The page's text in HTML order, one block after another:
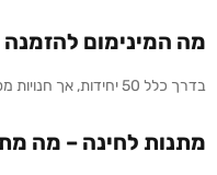
מה המינימום
בדרך כלל 50 יחידות, אך חנויות מסוימות מציעות גם הזמנות קטנות יותר.
מתנות לחינה – מה